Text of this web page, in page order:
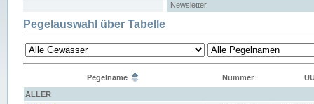
Newsletter
Pegelauswahl über Tabelle
Pegelname Nummer
ALLER